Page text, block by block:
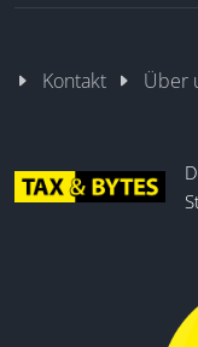
Kontakt Über